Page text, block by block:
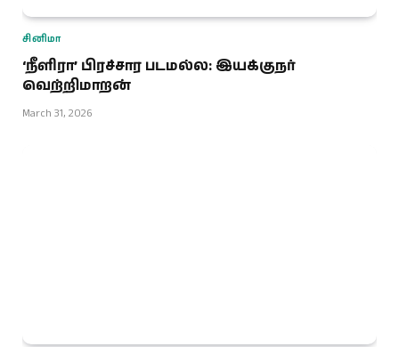
சினிமா
‘நீளிரா’ பிரச்சார படமல்ல: இயக்குநர்
வெற்றிமாறன்
March 31, 2026